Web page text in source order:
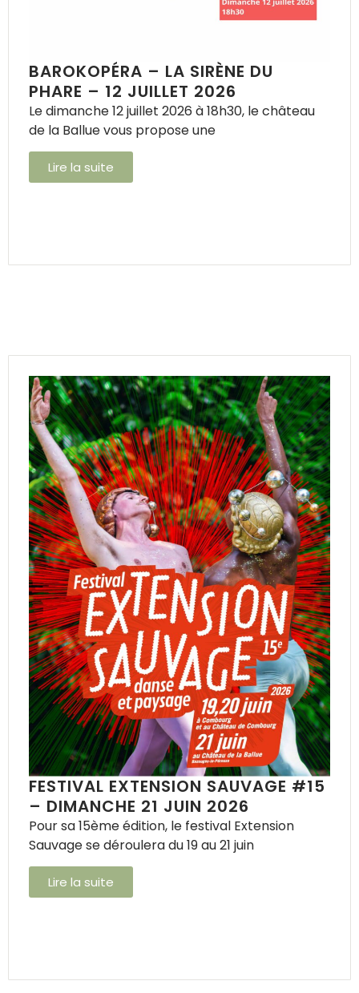
BAROKOPÉRA – LA SIRÈNE DU
PHARE – 12 JUILLET 2026
Le dimanche 12 juillet 2026 à 18h30, le château
de la Ballue vous propose une
Lire la suite
FESTIVAL EXTENSION SAUVAGE #15
– DIMANCHE 21 JUIN 2026
Pour sa 15ème édition, le festival Extension
Sauvage se déroulera du 19 au 21 juin
Lire la suite